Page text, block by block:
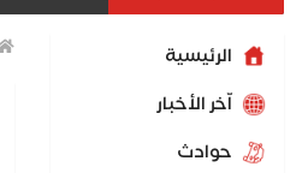
الرئيسية
اّخر الأخبار
حوادث